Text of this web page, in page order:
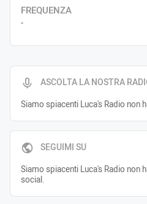
ASCOLTA LA NOSTRA
Siamo spiacenti Luca's Radio non
SEGUIMI SU
Siamo spiacenti Luca's Radio non
social.
FREQUENZA
-